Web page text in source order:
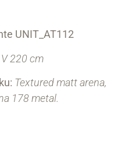
UNIT_AT112
220 cm
Textured matt arena,
178 metal.